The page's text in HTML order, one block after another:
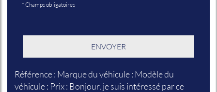
* Champs obligatoires
Référence : Marque du véhicule : Modèle du
véhicule : Prix : Bonjour, je suis intéressé par ce